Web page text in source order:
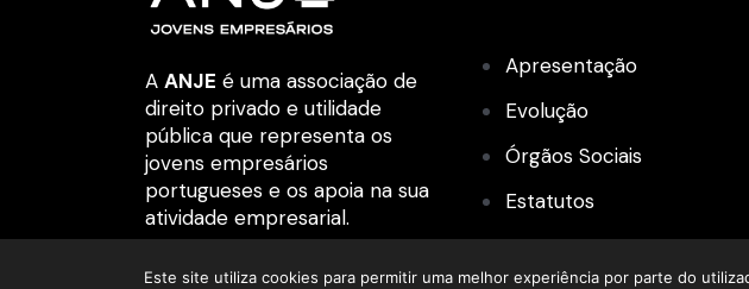
A ANJE é uma associação de
direito privado e utilidade
pública que representa os
jovens empresários
portugueses e os apoia na sua
atividade empresarial.
Apresentação
Evolução
Órgãos Sociais
Estatutos
Espaços ANJE
Este site utiliza cookies para permitir uma melhor experiência por parte do